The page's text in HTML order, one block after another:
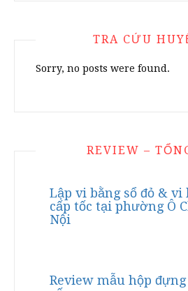
TRA CỨU
Sorry, no posts were found.
REVIEW –
Lập vi bằng sổ đỏ & vi
cấp tốc tại phường Ô
Nội
Review mẫu hộp